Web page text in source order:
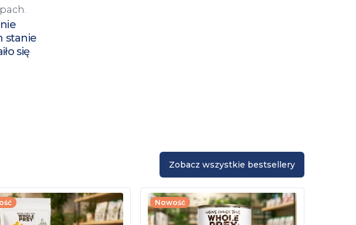
stanie
się
Zobacz wszystkie bestsellery
Nowość